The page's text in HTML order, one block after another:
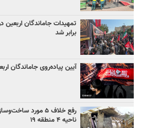
برابر شد
آیین پیاده‌روی جاماندگان
رفع خلاف ۵ مورد
ناحیه ۴ منطقه ۱۹